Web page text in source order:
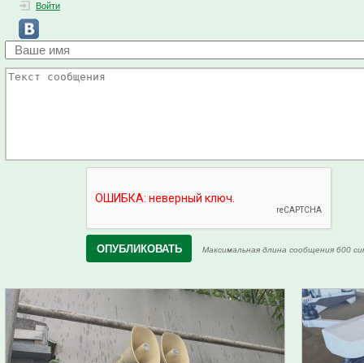
Войти
Максимальная длина сообщения 600